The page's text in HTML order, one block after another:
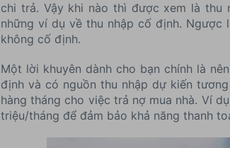
chi trả. Vậy khi nào thì được xem là thu
những ví dụ về thu nhập cố định. Ngược
không cố định.
Một lời khuyên dành cho bạn chính là
định và có nguồn thu nhập dự kiến
hàng tháng cho việc trả nợ mua nhà. Ví
triệu/tháng để đảm bảo khả năng thanh